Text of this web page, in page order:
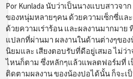
Por Kunlada นับว่าเป็นนางแบบสาวจ
ของหนุ่มหลายๆคน ด้วยความเซ็กซี่แล
ด้วยความเร่าร้อน และผลงานมากมา
แปลกที่ผ่านมา ผลงานในด้านต่างๆขอ
นิยมและ เสียงตอบรับที่ดีอยู่เสมอ ไม่ว่
ไหนก็ตาม ซึ่งหลักๆแล้วแพลตฟอร์มที่ เ
ติดตามผลงาน ของน้องปอได้นั้น ก็จะเ